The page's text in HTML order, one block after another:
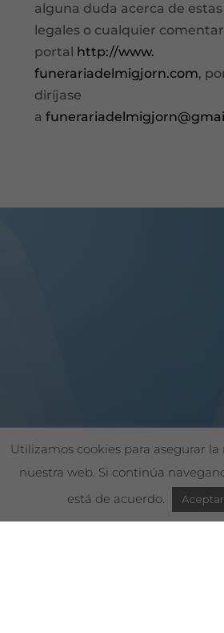
alguna duda acerca de
legales o cualquier
portal http://www.
funerariadelmigjorn.com,
diríjase
a
Utilizamos cookies para asegurar
nuestra web. Si continúa
está de acuerdo.
Aceptar